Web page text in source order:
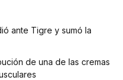
ante Tigre y sumó la
de una de las cremas